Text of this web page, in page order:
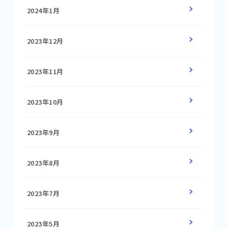
2024年1月
2023年12月
2023年11月
2023年10月
2023年9月
2023年8月
2023年7月
2023年5月